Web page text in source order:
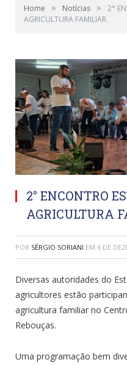
Home » Notícias »
2°
AGRICULTURA FAMILIAR.
2° ENCONTRO
AGRICULTURA
POR SÉRGIO SORIANI EM 6 DE
Diversas autoridades do
agricultores estão
agricultura familiar no
Rebouças.
Uma programação bem